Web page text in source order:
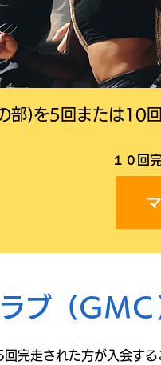
部)を5回または10
１０回
ブ（ＧＭ
完走された方が入会する